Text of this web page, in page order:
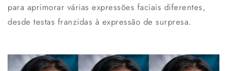
para aprimorar várias expressões faciais diferentes,
desde testas franzidas à expressão de surpresa.